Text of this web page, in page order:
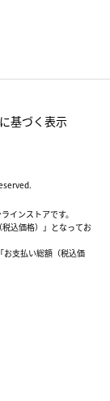
基づく表示
インストアです。
込価格）」となってお
お支払い総額（税込価